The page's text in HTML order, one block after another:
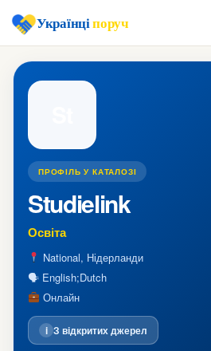
Українціпоруч
ПРОФІЛЬ У КАТАЛОЗІ
Studielink
Освіта
National, Нідерланди
🗣 English;Dutch
Онлайн
i З відкритих джерел